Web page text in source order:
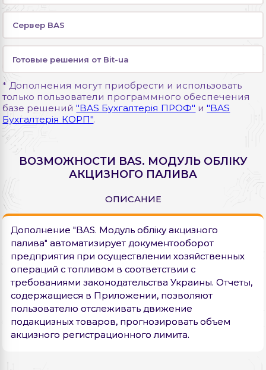
Сервер BAS
Готовые решения от Bit-ua
* Дополнения могут приобрести и использовать
только пользователи программного обеспечения
базе решений"BAS Бухгалтерія ПРОФ" и"BAS
Бухгалтерія КОРП".
ВОЗМОЖНОСТИ BAS. МОДУЛЬ ОБЛІКУ
АКЦИЗНОГО ПАЛИВА
ОПИСАНИЕ
Дополнение "BAS. Модуль обліку акцизного
палива" автоматизирует документооборот
предприятия при осуществлении хозяйственных
операций с топливом в соответствии с
требованиями законодательства Украины. Отчеты,
содержащиеся в Приложении, позволяют
пользователю отслеживать движение
подакцизных товаров, прогнозировать объем
акцизного регистрационного лимита.